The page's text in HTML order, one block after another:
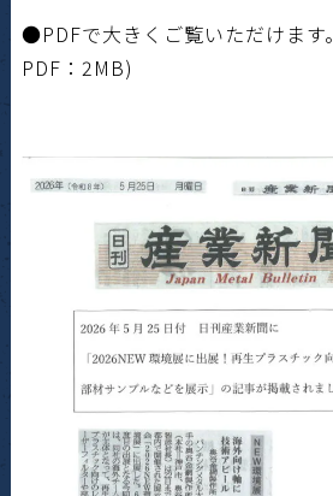
●PDFで大きくご覧いただけます。
PDF：2M B)